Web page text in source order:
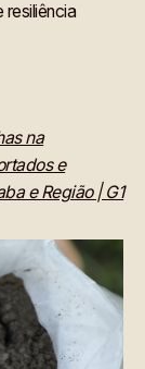
resiliência
na
e
e Região | G1